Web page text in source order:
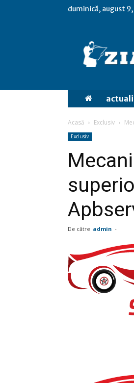
duminică, august
Acasă Exclusiv
Exclusiv
De către admin -